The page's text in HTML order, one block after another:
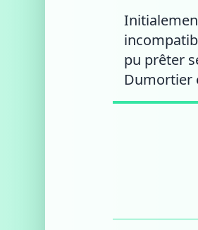
pu prêter
Dumortier